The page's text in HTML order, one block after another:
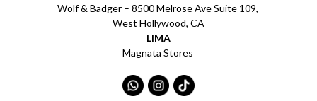
Wolf & Badger – 8500 Melrose Ave Suite 109,
West Hollywood, CA
LIMA
Magnata Stores